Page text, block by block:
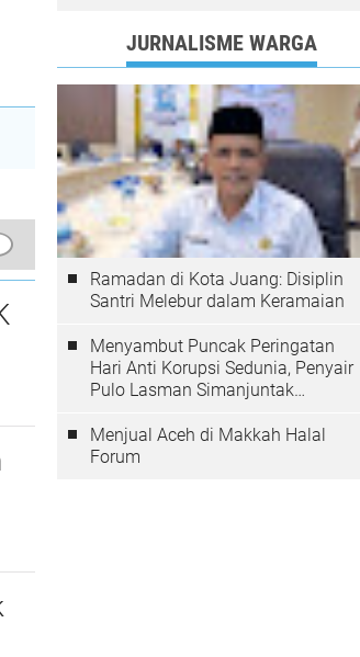
JURNALISME WARGA
Ramadan di Kota Juang: Disiplin
Santri Melebur dalam Keramaian
Menyambut Puncak Peringatan
Hari Anti Korupsi Sedunia, Penyair
Pulo Lasman Simanjuntak
Korupsi di Indonesia
Menjual Aceh di Makkah Halal
Forum